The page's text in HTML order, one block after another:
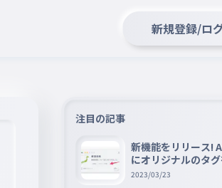
新規登録/ロ
注目の記事
新機能をリリース!
にオリジナルのタ
定できる『タグ機能
2023/03/23